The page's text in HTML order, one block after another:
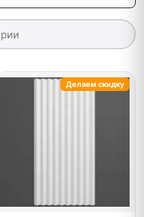
Делаем скидку